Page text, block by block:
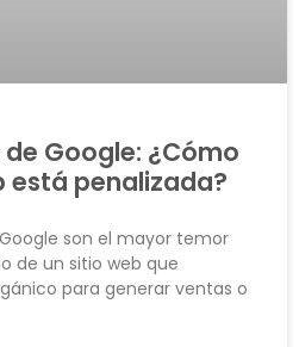
Google: ¿Cómo
está penalizada?
son el mayor temor
de un sitio web que
para generar ventas o